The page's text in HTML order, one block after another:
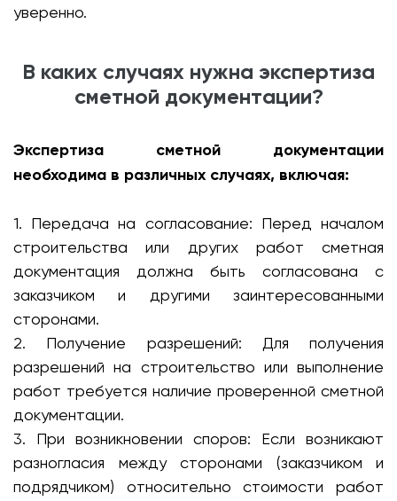
уверенно.
В каких случаях нужна экспертиза
сметной документации?
Экспертиза сметной документации
необходима в различных случаях, включая:
1. Передача на согласование: Перед началом
строительства или других работ сметная
документация должна быть согласована с
заказчиком и другими заинтересованными
сторонами.
2. Получение разрешений: Для получения
разрешений на строительство или выполнение
работ требуется наличие проверенной сметной
документации.
3. При возникновении споров: Если возникают
разногласия между сторонами (заказчиком и
подрядчиком) относительно стоимости работ